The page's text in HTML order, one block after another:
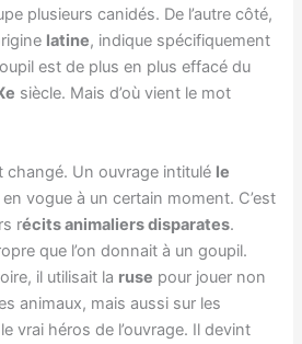
plusieurs canidés. De l’autre côté,
latine, indique spécifiquement
est de plus en plus effacé du
siècle. Mais d’où vient le mot
changé. Un ouvrage intitulé le
vogue à un certain moment. C’est
récits animaliers disparates.
que l’on donnait à un goupil.
il utilisait la ruse pour jouer non
animaux, mais aussi sur les
vrai héros de l’ouvrage. Il devint